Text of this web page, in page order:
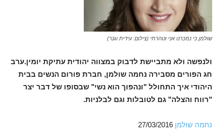
שולמן.כי נמכרנו אני וטהרתי (צילום: עידית וגנר)
ולנפשה ולא מתביישת לדבוק במצווה יהודית עתיקת יומין.ערב
חג הפורים מסבירה נחמה שולמן, חברת פורום הנשים בבית
היהודי איך התחולל "ונהפוך הוא נשי" שבסופו של דבר יצר
"רווח והצלה" גם לטובלות וגם לבלניות.
נחמה שולמן